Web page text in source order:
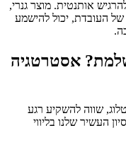
אותנטית. מוצר גנרי,
של העובדת, יכול להישמע
אסטרטגיה
שווה להשקיע רגע
העשיר שלנו בליווי